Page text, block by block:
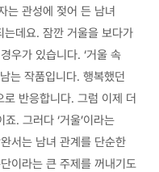
는 관성에 젖어 든 남녀
데요. 잠깐 거울을 보다가
우가 있습니다. ‘거울 속
는 작품입니다. 행복했던
반응합니다. 그럼 이제 더
. 그러다 ‘거울’이라는
서는 남녀 관계를 단순한
이라는 큰 주제를 꺼내기도